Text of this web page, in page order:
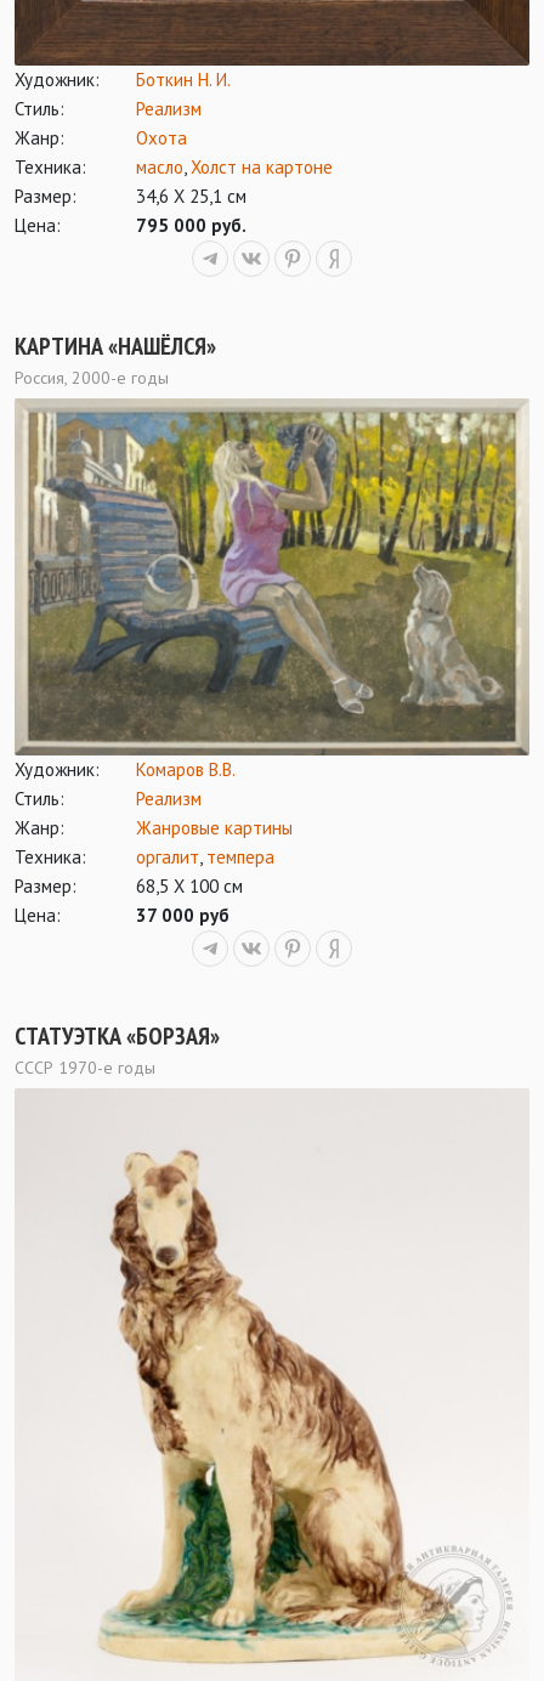
Художник:
Боткин Н. И.
Стиль:
Реализм
Жанр:
Охота
Техника:
масло Холст на картоне
Размер:
34,6 Х 25,1 см
Цена:
795 000 руб.
КАРТИНА «НАШЁЛСЯ»
Россия, 2000-е годы
Художник:
Комаров В.В.
Стиль:
Реализм
Жанр:
Жанровые картины
Техника:
оргалит, темпера
Размер:
68,5 Х 100 см
Цена:
37 000 руб
СТАТУЭТКА «БОРЗАЯ»
СССР 1970-е годы